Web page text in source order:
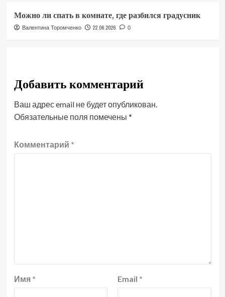
Можно ли спать в комнате, где разбился градусник
Валентина Торомченко 22.06.2026 0
Добавить комментарий
Ваш адрес email не будет опубликован.
Обязательные поля помечены *
Комментарий *
Имя * Email *